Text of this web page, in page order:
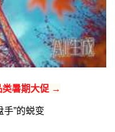
类暑期大促 →
手”的蜕变